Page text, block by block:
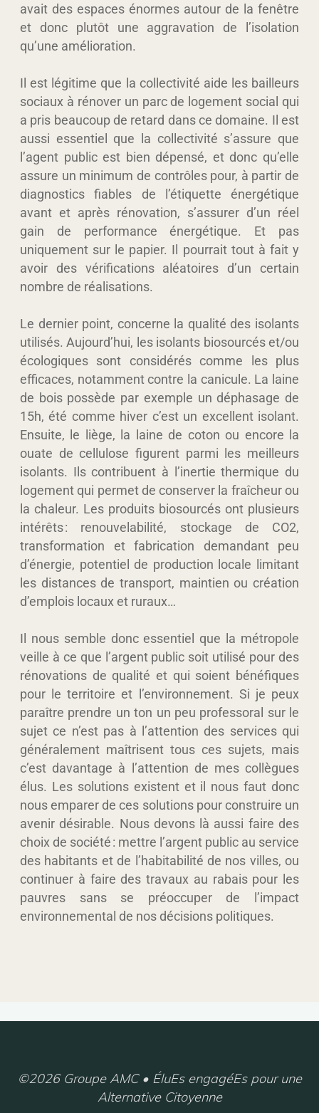
avait des espaces énormes autour de la fenêtre
et donc plutôt une aggravation de l’isolation
qu’une amélioration.
Il est légitime que la collectivité aide les bailleurs
sociaux à rénover un parc de logement social qui
a pris beaucoup de retard dans ce domaine. Il est
aussi essentiel que la collectivité s’assure que
l’agent public est bien dépensé, et donc qu’elle
assure un minimum de contrôles pour, à partir de
diagnostics fiables de l’étiquette énergétique
avant et après rénovation, s’assurer d’un réel
gain de performance énergétique. Et pas
uniquement sur le papier. Il pourrait tout à fait y
avoir des vérifications aléatoires d’un certain
nombre de réalisations.
Le dernier point, concerne la qualité des isolants
utilisés. Aujourd’hui, les isolants biosourcés et/ou
écologiques sont considérés comme les plus
efficaces, notamment contre la canicule. La laine
de bois possède par exemple un déphasage de
15h, été comme hiver c’est un excellent isolant.
Ensuite, le liège, la laine de coton ou encore la
ouate de cellulose figurent parmi les meilleurs
isolants. Ils contribuent à l’inertie thermique du
logement qui permet de conserver la fraîcheur ou
la chaleur. Les produits biosourcés ont plusieurs
intérêts : renouvelabilité, stockage de CO2,
transformation et fabrication demandant peu
d’énergie, potentiel de production locale limitant
les distances de transport, maintien ou création
d’emplois locaux et ruraux…
Il nous semble donc essentiel que la métropole
veille à ce que l’argent public soit utilisé pour des
rénovations de qualité et qui soient bénéfiques
pour le territoire et l’environnement. Si je peux
paraître prendre un ton un peu professoral sur le
sujet ce n’est pas à l’attention des services qui
généralement maîtrisent tous ces sujets, mais
c’est davantage à l’attention de mes collègues
élus. Les solutions existent et il nous faut donc
nous emparer de ces solutions pour construire un
avenir désirable. Nous devons là aussi faire des
choix de société : mettre l’argent public au service
des habitants et de l’habitabilité de nos villes, ou
continuer à faire des travaux au rabais pour les
pauvres sans se préoccuper de l’impact
environnemental de nos décisions politiques.
©2026 Groupe AMC • ÉluEs engagéEs pour une
Alternative Citoyenne